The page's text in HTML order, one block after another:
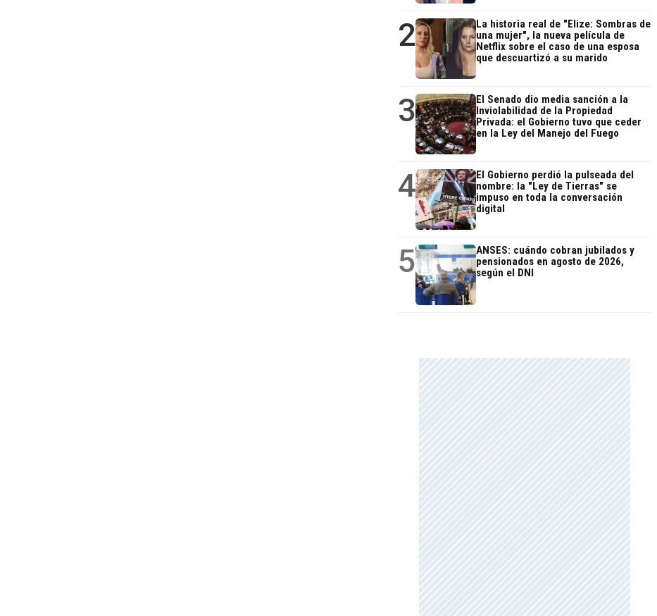
2
La historia real de "Elize: Sombras de
una mujer", la nueva película de
Netflix sobre el caso de una esposa
que descuartizó a su marido
3
El Senado dio media sanción a la
Inviolabilidad de la Propiedad
Privada: el Gobierno tuvo que ceder
en la Ley del Manejo del Fuego
4
El Gobierno perdió la pulseada del
nombre: la "Ley de Tierras" se
impuso en toda la conversación
digital
5
ANSES: cuándo cobran jubilados y
pensionados en agosto de 2026,
según el DNI